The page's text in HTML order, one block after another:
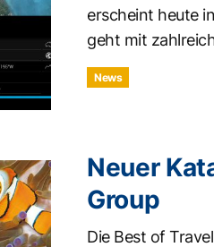
erscheint heute
geht mit
News
Neuer
Group
Die Best of